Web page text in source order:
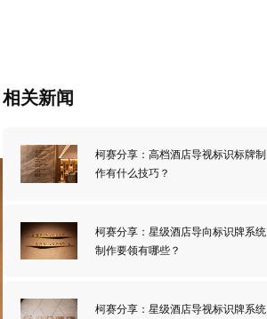
相关新闻
柯赛分享：高档酒店导视标识标牌制
作有什么技巧？
柯赛分享：星级酒店导向标识牌系统
制作要领有哪些？
柯赛分享：星级酒店导视标识牌系统